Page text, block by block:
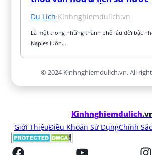
Du Lịch·Kinhnghiemdulich.vn
Là một trong những thành phố lâu đời bậc
Naples luôn…
© 2024 Kinhnghiemdulich.vn. All
Kinhnghiemdulich
Giới ThiệuĐiều Khoản Sử DụngChính